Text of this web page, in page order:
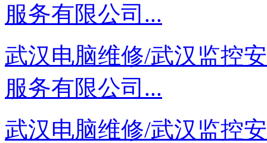
服务有限公司...
武汉电脑维修/武汉监控
服务有限公司...
武汉电脑维修/武汉监控